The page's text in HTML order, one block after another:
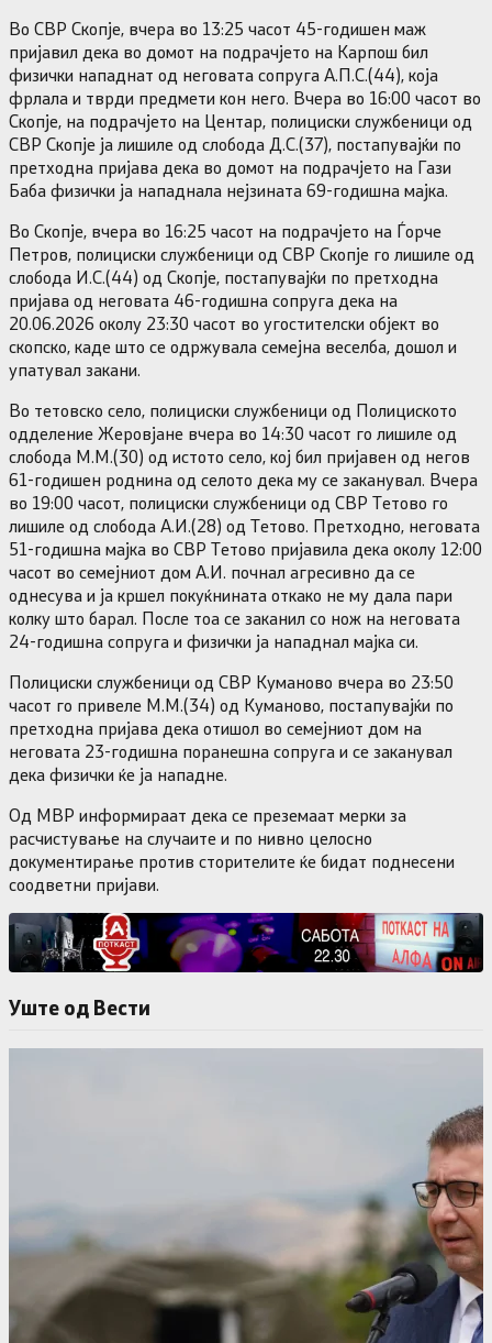
Во СВР Скопје, вчера во 13:25 часот 45-годишен маж
пријавил дека во домот на подрачјето на Карпош бил
физички нападнат од неговата сопруга А.П.С.(44), која
фрлала и тврди предмети кон него. Вчера во 16:00 часот во
Скопје, на подрачјето на Центар, полициски службеници од
СВР Скопје ја лишиле од слобода Д.С.(37), постапувајќи по
претходна пријава дека во домот на подрачјето на Гази
Баба физички ја нападнала нејзината 69-годишна мајка.
Во Скопје, вчера во 16:25 часот на подрачјето на Ѓорче
Петров, полициски службеници од СВР Скопје го лишиле од
слобода И.С.(44) од Скопје, постапувајќи по претходна
пријава од неговата 46-годишна сопруга дека на
20.06.2026 околу 23:30 часот во угостителски објект во
скопско, каде што се одржувала семејна веселба, дошол и
упатувал закани.
Во тетовско село, полициски службеници од Полициското
одделение Жеровјане вчера во 14:30 часот го лишиле од
слобода М.М.(30) од истото село, кој бил пријавен од негов
61-годишен роднина од селото дека му се заканувал. Вчера
во 19:00 часот, полициски службеници од СВР Тетово го
лишиле од слобода А.И.(28) од Тетово. Претходно, неговата
51-годишна мајка во СВР Тетово пријавила дека околу 12:00
часот во семејниот дом А.И. почнал агресивно да се
однесува и ја кршел покуќнината откако не му дала пари
колку што барал. После тоа се заканил со нож на неговата
24-годишна сопруга и физички ја нападнал мајка си.
Полициски службеници од СВР Куманово вчера во 23:50
часот го привеле М.М.(34) од Куманово, постапувајќи по
претходна пријава дека отишол во семејниот дом на
неговата 23-годишна поранешна сопруга и се заканувал
дека физички ќе ја нападне.
Од МВР информираат дека се преземаат мерки за
расчистување на случаите и по нивно целосно
документирање против сторителите ќе бидат поднесени
соодветни пријави.
Уште од Вести